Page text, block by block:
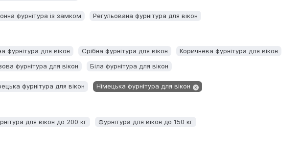
фурнітура із замком
Регульована фурнітура для вікон
фурнітура для вікон Срібна фурнітура для вікон
Коричнева фурнітура для вікон
фурнітура для вікон Біла фурнітура для вікон
фурнітура для вікон
Німецька фурнітура для вікон
для вікон до 200 кг
Фурнітура для вікон до 150 кг